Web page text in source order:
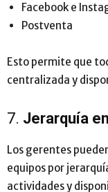
Facebook e
Postventa
Esto permite que
centralizada y
7. Jerarquía
Los gerentes
equipos por
actividades y